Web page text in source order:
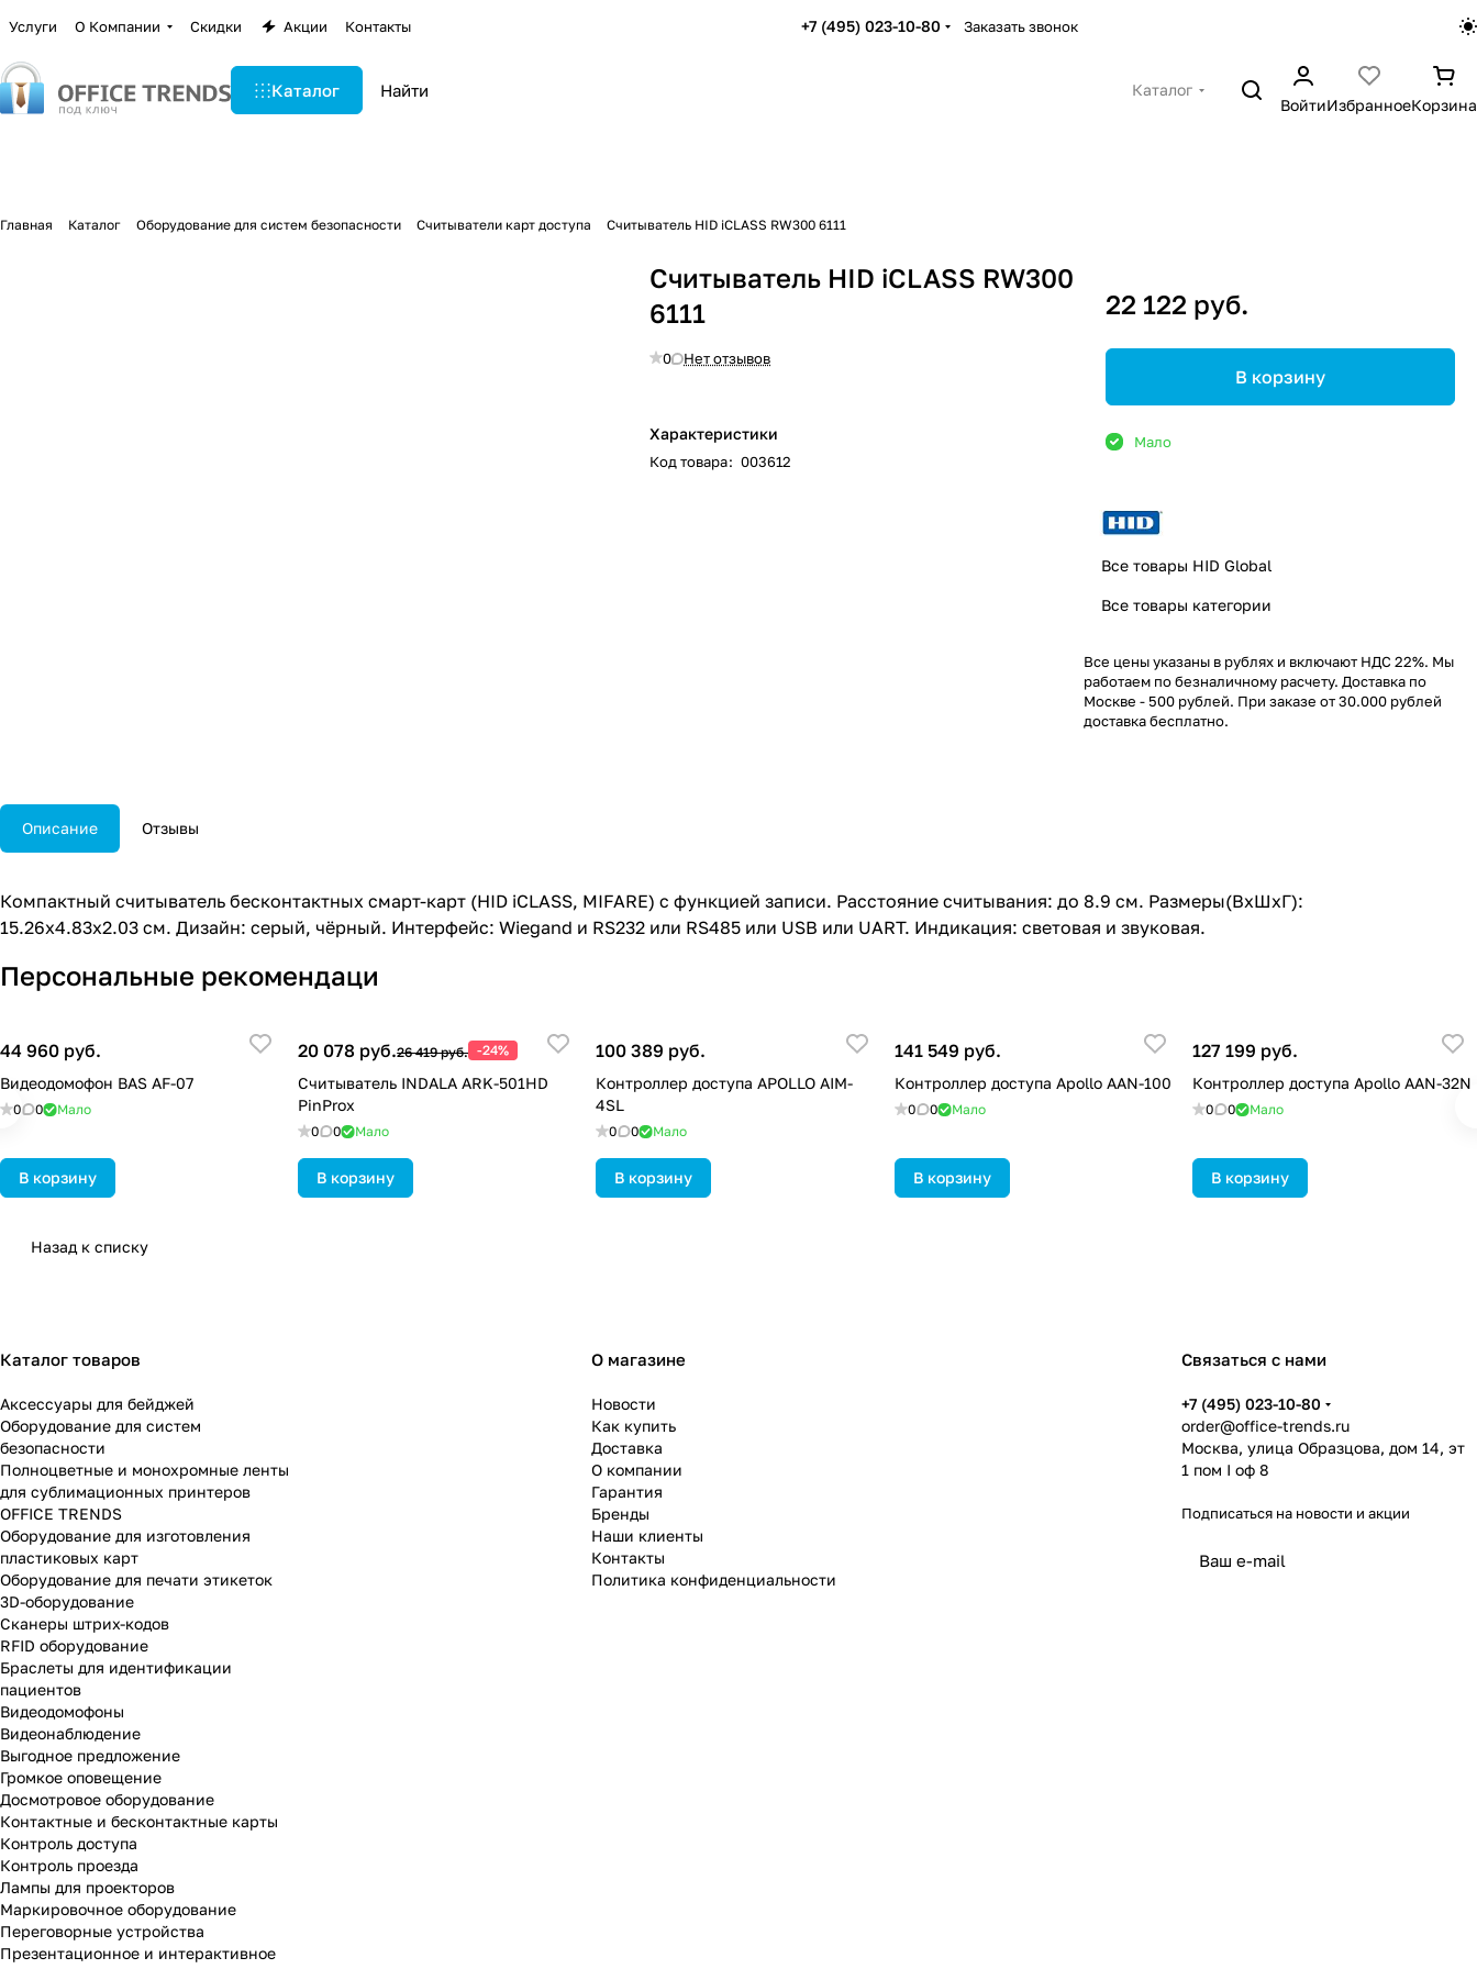
Услуги О Компании Скидки Акции Контакты +7 (495) 023-10-80 Заказать звонок
Каталог
Каталог
ВойтиИзбранноеКорзина
Главная Каталог Оборудование для систем безопасности Считыватели карт доступа Считыватель HID iCLASS RW300 6111
Считыватель HID iCLASS RW300
6111
0 Нет отзывов
Характеристики
Код товара: 003612
22 122 руб.
В корзину
Мало
Все товары HID Global
Все товары категории
Все цены указаны в рублях и включают НДС 22%. Мы
работаем по безналичному расчету. Доставка по
Москве - 500 рублей. При заказе от 30.000 рублей
доставка бесплатно.
Описание Отзывы
Компактный считыватель бесконтактных смарт-карт (HID iCLASS, MIFARE) с функцией записи. Расстояние считывания: до 8.9 см. Размеры(ВхШхГ):
15.26x4.83x2.03 см. Дизайн: серый, чёрный. Интерфейс: Wiegand и RS232 или RS485 или USB или UART. Индикация: световая и звуковая.
Персональные рекомендаци
44 960 руб.
Видеодомофон BAS AF-07
0 0 Мало
В корзину
20 078 руб.26 419 руб. -24%
Считыватель INDALA ARK-501HD
PinProx
0 0 Мало
В корзину
100 389 руб.
Контроллер доступа APOLLO AIM-
4SL
0 0 Мало
В корзину
141 549 руб.
Контроллер доступа Apollo AAN-100
0 0 Мало
В корзину
127 199 руб.
Контроллер доступа Apollo AAN-32N
0 0 Мало
В корзину
Назад к списку
Каталог товаров
Аксессуары для бейджей
Оборудование для систем
безопасности
Полноцветные и монохромные ленты
для сублимационных принтеров
OFFICE TRENDS
Оборудование для изготовления
пластиковых карт
Оборудование для печати этикеток
3D-оборудование
Cканеры штрих-кодов
RFID оборудование
Браслеты для идентификации
пациентов
Видеодомофоны
Видеонаблюдение
Выгодное предложение
Громкое оповещение
Досмотровое оборудование
Контактные и бесконтактные карты
Контроль доступа
Контроль проезда
Лампы для проекторов
Маркировочное оборудование
Переговорные устройства
Презентационное и интерактивное
О магазине
Новости
Как купить
Доставка
О компании
Гарантия
Бренды
Наши клиенты
Контакты
Политика конфиденциальности
Связаться с нами
+7 (495) 023-10-80
order@office-trends.ru
Москва, улица Образцова, дом 14, эт
1 пом I оф 8
Подписаться на новости и акции